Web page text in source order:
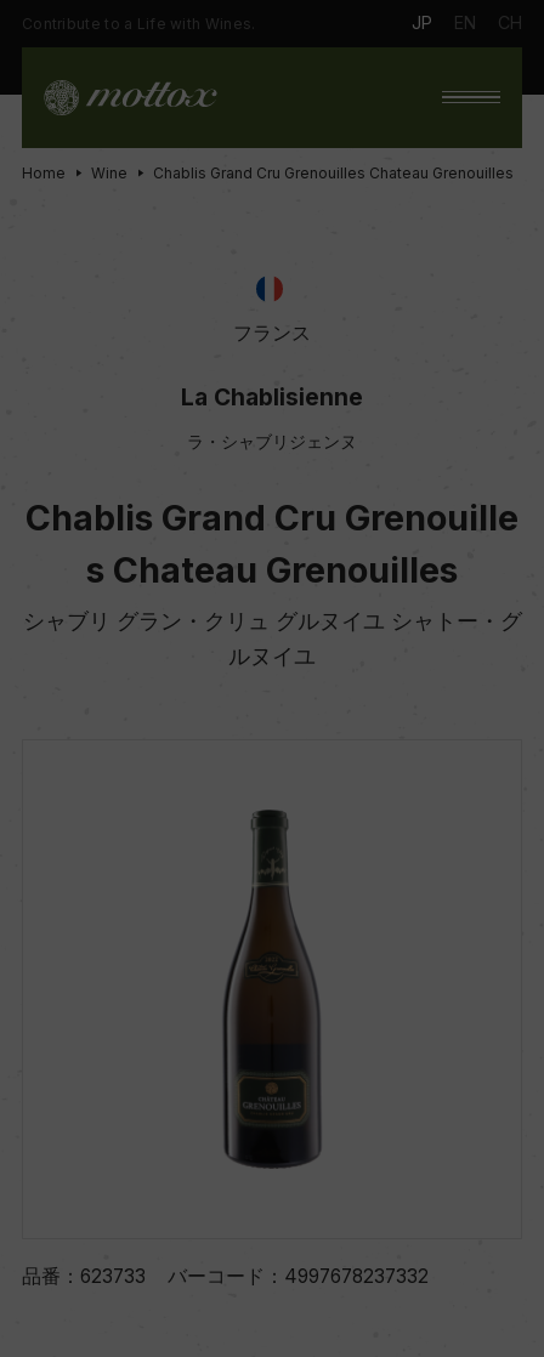
Contribute to a Life with Wines. JP EN CH
Home Wine Chablis Grand Cru Grenouilles Chateau Grenouilles
フランス
La Chablisienne
ラ・シャブリジェンヌ
Chablis Grand Cru Grenouille
s Chateau Grenouilles
シャブリ グラン・クリュ グルヌイユ シャトー・グ
ルヌイユ
品番： 623733 バーコード： 4997678237332